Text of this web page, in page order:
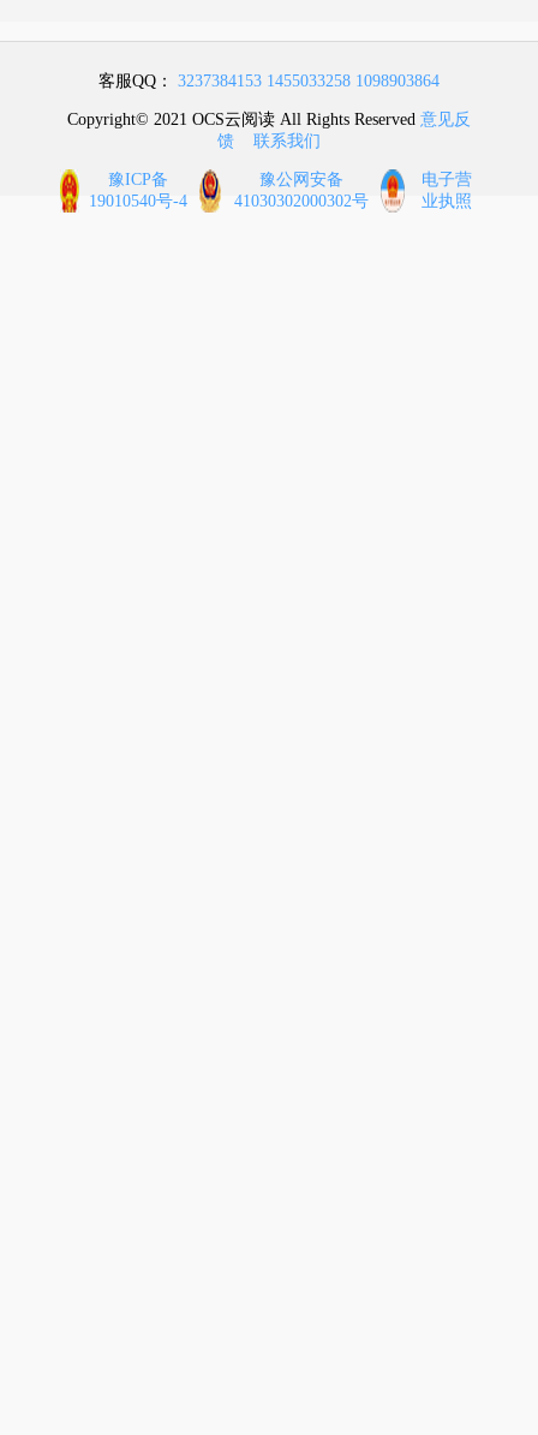
客服QQ： 3237384153 1455033258 1098903864
Copyright© 2021 OCS云阅读 All Rights Reserved 意见反
馈
联系我们
豫ICP备
19010540号-4
豫公网安备
41030302000302号
电子营
业执照